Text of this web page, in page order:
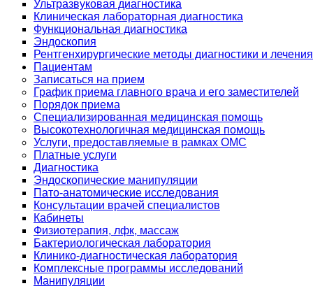
Ультразвуковая диагностика
Клиническая лабораторная диагностика
Функциональная диагностика
Эндоскопия
Рентгенхирургические методы диагностики и лечения
Пациентам
Записаться на прием
График приема главного врача и его заместителей
Порядок приема
Специализированная медицинская помощь
Высокотехнологичная медицинская помощь
Услуги, предоставляемые в рамках ОМС
Платные услуги
Диагностика
Эндоскопические манипуляции
Пато-анатомические исследования
Консультации врачей специалистов
Кабинеты
Физиотерапия, лфк, массаж
Бактериологическая лаборатория
Клинико-диагностическая лаборатория
Комплексные программы исследований
Манипуляции